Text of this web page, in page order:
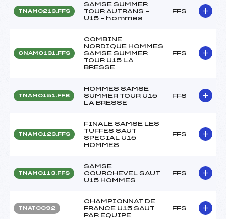
TNAM0213.FFS
SAMSE SUMMER
TOUR AUTRANS –
U15 – hommes
FFS
CNAM0131.FFS
COMBINE
NORDIQUE HOMMES
SAMSE SUMMER
TOUR U15 LA
BRESSE
FFS
TNAM0151.FFS
HOMMES SAMSE
SUMMER TOUR U15
LA BRESSE
FFS
TNAM0123.FFS
FINALE SAMSE LES
TUFFES SAUT
SPECIAL U15
HOMMES
FFS
TNAM0113.FFS
SAMSE
COURCHEVEL SAUT
U15 HOMMES
FFS
TNAT0092
CHAMPIONNAT DE
FRANCE U15 SAUT
PAR EQUIPE
FFS